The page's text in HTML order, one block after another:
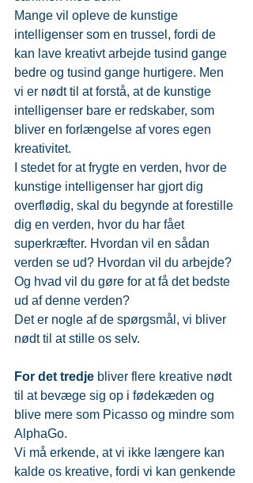
Mange vil opleve de kunstige
intelligenser som en trussel, fordi de
kan lave kreativt arbejde tusind gange
bedre og tusind gange hurtigere. Men
vi er nødt til at forstå, at de kunstige
intelligenser bare er redskaber, som
bliver en forlængelse af vores egen
kreativitet.
I stedet for at frygte en verden, hvor de
kunstige intelligenser har gjort dig
overflødig, skal du begynde at forestille
dig en verden, hvor du har fået
superkræfter. Hvordan vil en sådan
verden se ud? Hvordan vil du arbejde?
Og hvad vil du gøre for at få det bedste
ud af denne verden?
Det er nogle af de spørgsmål, vi bliver
nødt til at stille os selv.
For det tredje bliver flere kreative nødt
til at bevæge sig op i fødekæden og
blive mere som Picasso og mindre som
AlphaGo.
Vi må erkende, at vi ikke længere kan
kalde os kreative, fordi vi kan genkende